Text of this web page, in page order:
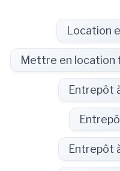
Location
Mettre en location
Entrepôt
Entrepôt